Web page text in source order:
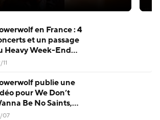
en France : 4
et un passage
Heavy Week-End
!
publie une
pour We Don’t
Be No Saints,
de son nouvel
07